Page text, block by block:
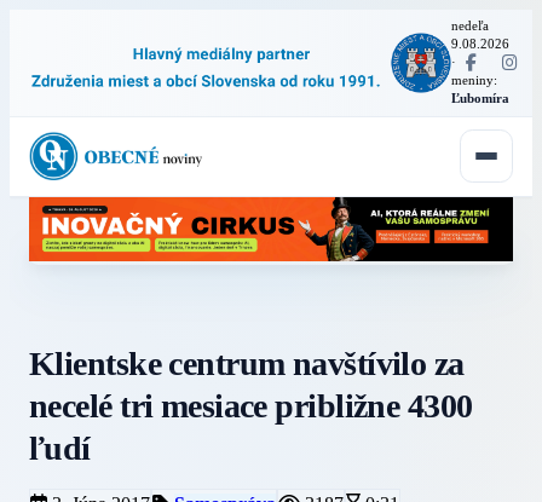
nedeľa
9.08.2026
·
meniny:
Ľubomíra
Klientske centrum navštívilo za
necelé tri mesiace približne 4300
ľudí